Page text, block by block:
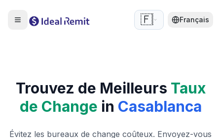
🇫🇷 Français
Trouvez de Meilleurs Taux
de Change in Casablanca
Évitez les bureaux de change coûteux. Envoyez-vous